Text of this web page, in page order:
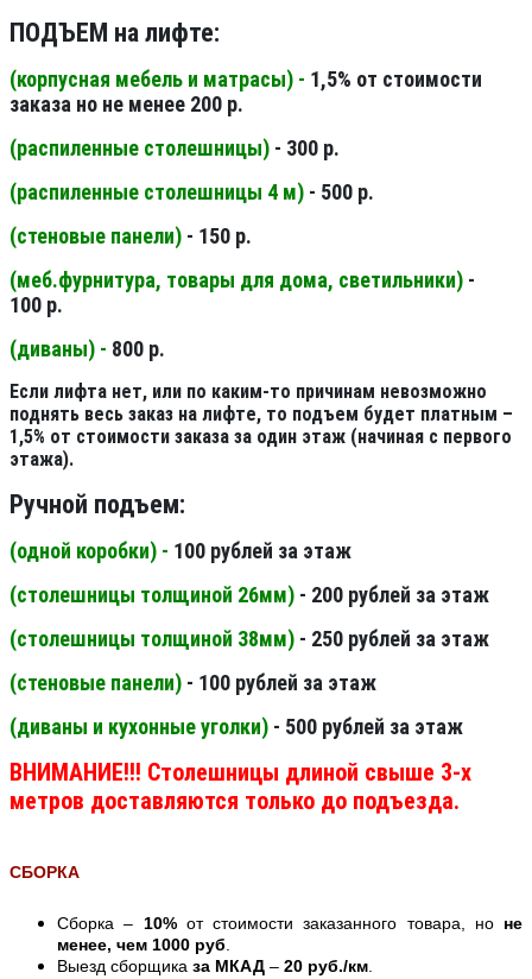
ПОДЪЕМ на лифте:
(корпусная мебель и матрасы) - 1,5% от стоимости
заказа но не менее 200 р.
(распиленные столешницы) - 300 р.
(распиленные столешницы 4 м) - 500 р.
(стеновые панели) - 150 р.
(меб.фурнитура, товары для дома, светильники) -
100 р.
(диваны) - 800 р.
Если лифта нет, или по каким-то причинам невозможно
поднять весь заказ на лифте, то подъем будет платным –
1,5% от стоимости заказа за один этаж (начиная с первого
этажа).
Ручной подъем:
(одной коробки) - 100 рублей за этаж
(столешницы толщиной 26мм) - 200 рублей за этаж
(столешницы толщиной 38мм) - 250 рублей за этаж
(стеновые панели) - 100 рублей за этаж
(диваны и кухонные уголки) - 500 рублей за этаж
ВНИМАНИЕ!!! Столешницы длиной свыше 3-х
метров доставляются только до подъезда.
СБОРКА
Сборка – 10%от стоимости заказанного товара, но не
менее, чем 1000 руб
Выезд сборщика за МКАД – 20 руб./км